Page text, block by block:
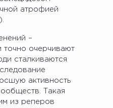
атрофией
–
точно очерчивают
сталкиваются
активность
Такая
из реперов